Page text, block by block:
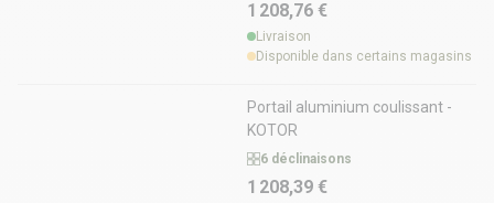
1 208,76 €
Livraison
Disponible dans certains magasins
Portail aluminium coulissant -
KOTOR
6 déclinaisons
1 208,39 €